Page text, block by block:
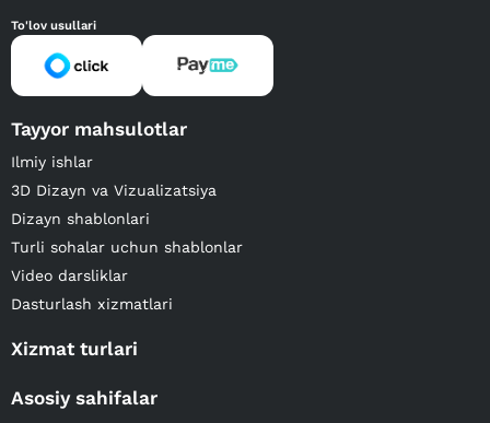
To'lov usullari
Tayyor mahsulotlar
Ilmiy ishlar
3D Dizayn va Vizualizatsiya
Dizayn shablonlari
Turli sohalar uchun shablonlar
Video darsliklar
Dasturlash xizmatlari
Xizmat turlari
Asosiy sahifalar